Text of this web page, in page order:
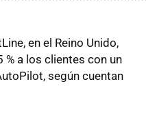
en el Reino Unido,
a los clientes con un
según cuentan